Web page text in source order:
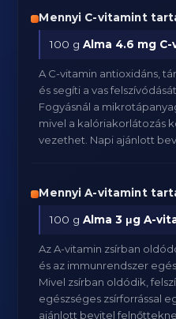
Mennyi C-vitamint
100 gAlma 4.6 mg
A C-vitamin antioxidáns,
és segíti a vas
Fogyásnál a
mivel a kalóriakorlátozás
vezethet. Napi ajánlott
Mennyi A-vitamint
100 gAlma 3 μg A-
Az A-vitamin zsírban
és az immunrendszer
Mivel zsírban oldódik,
egészséges zsírforrással
ajánlott bevitel